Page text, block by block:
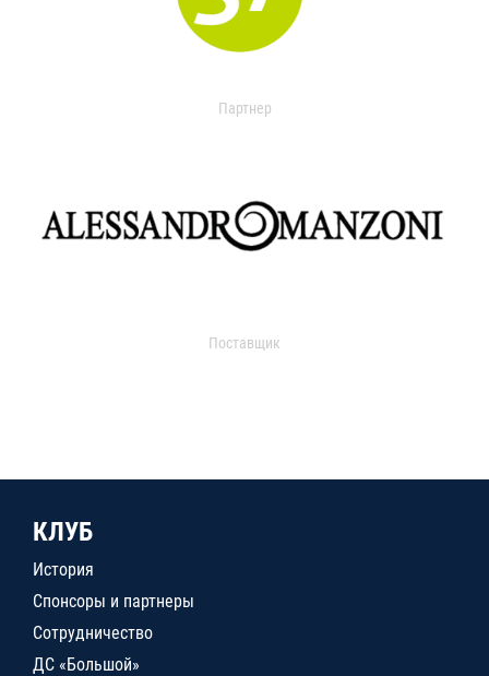
Партнер
Поставщик
КЛУБ
История
Спонсоры и партнеры
Сотрудничество
ДС «Большой»